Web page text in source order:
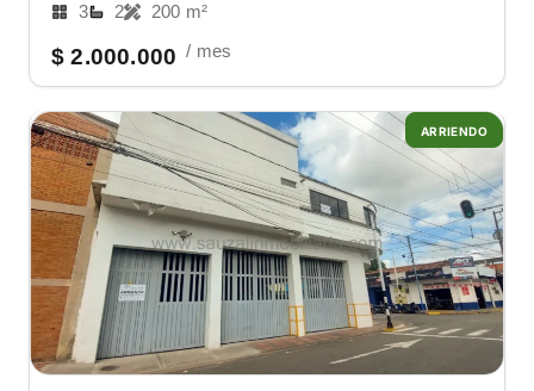
3
2 200 m²
$ 2.000.000 / mes
ARRIENDO